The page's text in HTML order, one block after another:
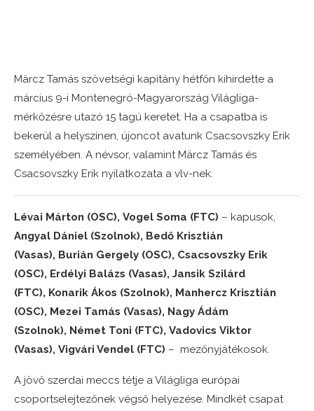
Märcz Tamás szövetségi kapitány hétfőn kihirdette a
március 9-i Montenegró-Magyarország Világliga-
mérkőzésre utazó 15 tagú keretet. Ha a csapatba is
bekerül a helyszínen, újoncot avatunk Csacsovszky Erik
személyében. A névsor, valamint Märcz Tamás és
Csacsovszky Erik nyilatkozata a vlv-nek:
Lévai Márton (OSC), Vogel Soma (FTC) – kapusok,
Angyal Dániel (Szolnok), Bedő Krisztián
(Vasas), Burián Gergely (OSC), Csacsovszky Erik
(OSC), Erdélyi Balázs (Vasas), Jansik Szilárd
(FTC), Konarik Ákos (Szolnok), Manhercz Krisztián
(OSC), Mezei Tamás (Vasas), Nagy Ádám
(Szolnok), Német Toni (FTC), Vadovics Viktor
(Vasas), Vigvári Vendel (FTC) – mezőnyjátékosok.
A jövő szerdai meccs tétje a Világliga európai
csoportselejtezőnek végső helyezése. Mindkét csapat